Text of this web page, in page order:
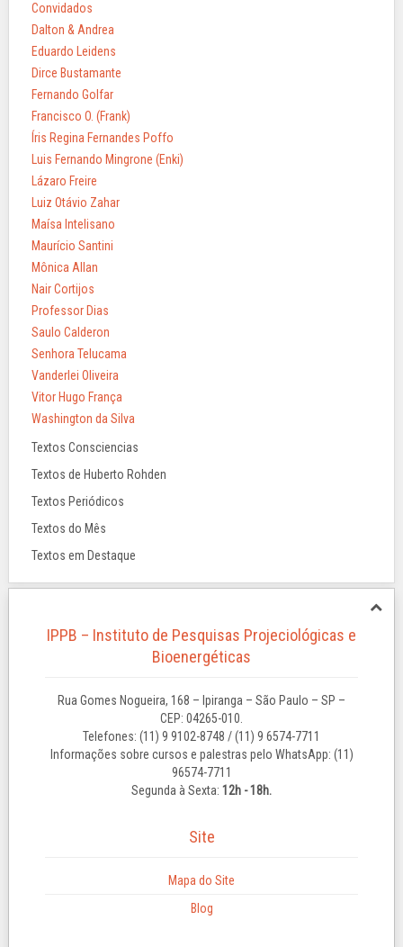
Convidados
Dalton & Andrea
Eduardo Leidens
Dirce Bustamante
Fernando Golfar
Francisco O. (Frank)
Íris Regina Fernandes Poffo
Luis Fernando Mingrone (Enki)
Lázaro Freire
Luiz Otávio Zahar
Maísa Intelisano
Maurício Santini
Mônica Allan
Nair Cortijos
Professor Dias
Saulo Calderon
Senhora Telucama
Vanderlei Oliveira
Vitor Hugo França
Washington da Silva
Textos Consciencias
Textos de Huberto Rohden
Textos Periódicos
Textos do Mês
Textos em Destaque
IPPB – Instituto de Pesquisas Projeciológicas e
Bioenergéticas
Rua Gomes Nogueira, 168 – Ipiranga – São Paulo – SP –
CEP: 04265-010.
Telefones: (11) 9 9102-8748 / (11) 9 6574-7711
Informações sobre cursos e palestras pelo WhatsApp: (11)
96574-7711
Segunda à Sexta: 12h - 18h.
Site
Mapa do Site
Blog